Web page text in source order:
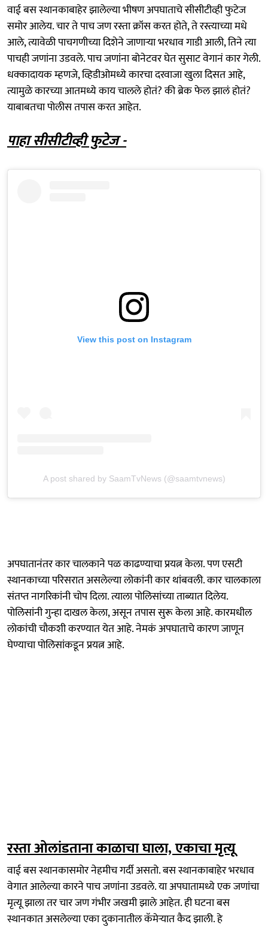
वाई बस स्थानकाबाहेर झालेल्या भीषण अपघाताचे सीसीटीव्ही फुटेज
समोर आलेय. चार ते पाच जण रस्ता क्रॉस करत होते, ते रस्त्याच्या मधे
आले, त्यावेळी पाचगणीच्या दिशेने जाणाऱ्या भरधाव गाडी आली, तिने त्या
पाचही जणांना उडवले. पाच जणांना बोनेटवर घेत सुसाट वेगानं कार गेली.
धक्कादायक म्हणजे, व्हिडीओमध्ये कारचा दरवाजा खुला दिसत आहे,
त्यामुळे कारच्या आतमध्ये काय चालले होतं? की ब्रेक फेल झालं होतं?
याबाबतचा पोलीस तपास करत आहेत.
पाहा सीसीटीव्ही फुटेज -
View this post on Instagram
A post shared by SaamTvNews (@saamtvnews)
अपघातानंतर कार चालकाने पळ काढण्याचा प्रयत्न केला. पण एसटी
स्थानकाच्या परिसरात असलेल्या लोकांनी कार थांबवली. कार चालकाला
संतप्त नागरिकांनी चोप दिला. त्याला पोलिसांच्या ताब्यात दिलेय.
पोलिसांनी गुन्हा दाखल केला, असून तपास सुरू केला आहे. कारमधील
लोकांची चौकशी करण्यात येत आहे. नेमकं अपघाताचे कारण जाणून
घेण्याचा पोलिसांकडून प्रयत्न आहे.
रस्ता ओलांडताना काळाचा घाला, एकाचा मृत्यू
वाई बस स्थानकासमोर नेहमीच गर्दी असतो. बस स्थानकाबाहेर भरधाव
वेगात आलेल्या कारने पाच जणांना उडवले. या अपघातामध्ये एक जणांचा
मृत्यू झाला तर चार जण गंभीर जखमी झाले आहेत. ही घटना बस
स्थानकात असलेल्या एका दुकानातील कॅमेऱ्यात कैद झाली. हे